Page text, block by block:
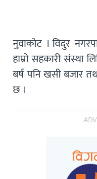
नुवाकोट । विदुर
हाम्रो सहकारी संस्था
बर्ष पनि खसी बजार
छ ।